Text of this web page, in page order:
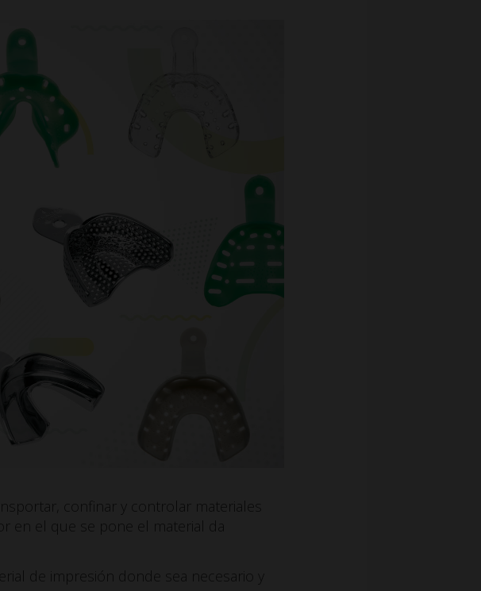
confinar y controlar materiales
en el que se pone el material da
de impresión donde sea necesario y